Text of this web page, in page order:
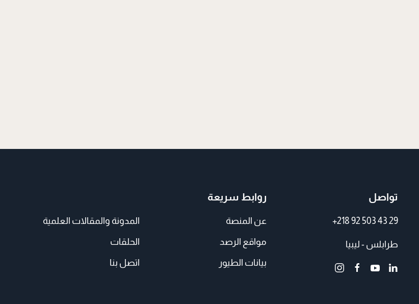
تواصل
+218 92 503 43 29
طرابلس - ليبيا
روابط سريعة
عن المنصة المدونة والمقالات العلمية
مواقع الرصد الحلقات
بيانات الطيور اتصل بنا